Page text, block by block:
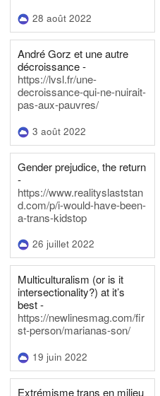
28 août 2022
André Gorz et une autre
décroissance -
https://lvsl.fr/une-
decroissance-qui-ne-nuirait-
pas-aux-pauvres/
3 août 2022
Gender prejudice, the return
-
https://www.realityslaststan
d.com/p/i-would-have-been-
a-trans-kidstop
26 juillet 2022
Multiculturalism (or is it
intersectionality?) at it’s
best -
https://newlinesmag.com/fir
st-person/marianas-son/
19 juin 2022
Extrémisme trans en milieu